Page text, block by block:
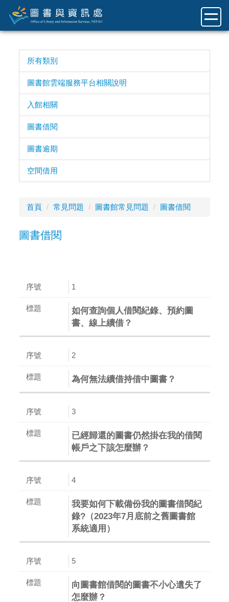
到
主
所有類別
圖書館雲端服務平台相關說明
入館相關
圖書借閱
圖書逾期
空間借用
首頁 常見問題 圖書館常見問題 圖書借閱
圖書借閱
1
如何查詢個人借閱紀錄、預約圖
書、線上續借？
2
為何無法續借持借中圖書？
3
已經歸還的圖書仍然掛在我的借閱
帳戶之下該怎麼辦？
4
我要如何下載備份我的圖書借閱紀
錄?（2023年7月底前之舊圖書館
系統適用）
5
向圖書館借閱的圖書不小心遺失了
怎麼辦？